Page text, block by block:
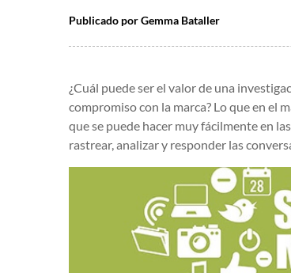
Publicado porGemma Bataller
¿Cuál puede ser el valor de una
compromiso con la marca? Lo que en el
que se puede hacer muy fácilmente en
rastrear, analizar y responder las